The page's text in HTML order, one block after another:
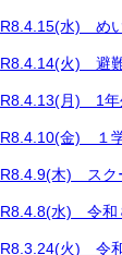
R8.4.15(水) め
R8.4.14(火) 避
R8.4.13(月) 1年
R8.4.10(金) １
R8.4.9(木) スク
R8.4.8(水) 令和
R8.3.24(火) 令